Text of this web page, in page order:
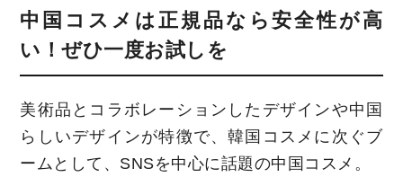
中国コスメは正規品なら安全性が高
い！ぜひ一度お試しを
美術品とコラボレーションしたデザインや中国
らしいデザインが特徴で、韓国コスメに次ぐブ
ームとして、SNSを中心に話題の中国コスメ。